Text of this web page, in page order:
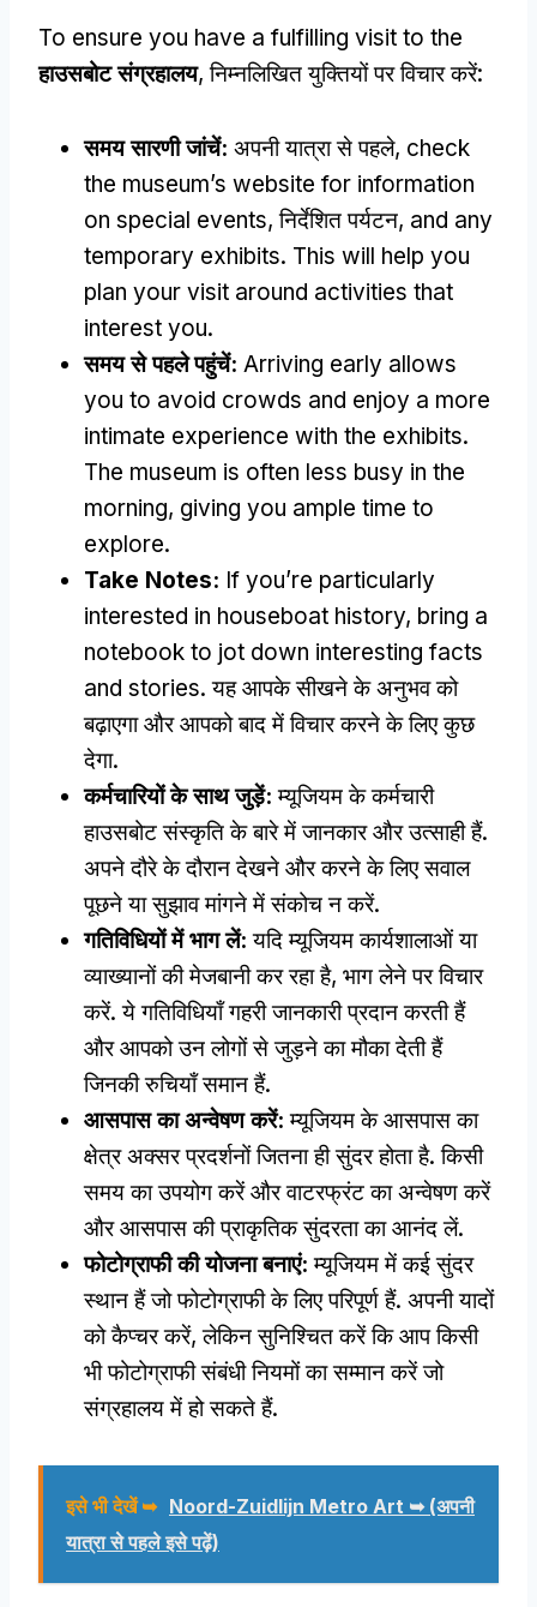
To ensure you have a fulfilling visit to the
हाउसबोट संग्रहालय, निम्नलिखित युक्तियों पर विचार करें:
समय सारणी जांचें: अपनी यात्रा से पहले, check
the museum’s website for information
on special events, निर्देशित पर्यटन, and any
temporary exhibits. This will help you
plan your visit around activities that
interest you.
समय से पहले पहुंचें: Arriving early allows
you to avoid crowds and enjoy a more
intimate experience with the exhibits.
The museum is often less busy in the
morning, giving you ample time to
explore.
Take Notes: If you’re particularly
interested in houseboat history, bring a
notebook to jot down interesting facts
and stories. यह आपके सीखने के अनुभव को
बढ़ाएगा और आपको बाद में विचार करने के लिए कुछ
देगा.
कर्मचारियों के साथ जुड़ें: म्यूजियम के कर्मचारी
हाउसबोट संस्कृति के बारे में जानकार और उत्साही हैं.
अपने दौरे के दौरान देखने और करने के लिए सवाल
पूछने या सुझाव मांगने में संकोच न करें.
गतिविधियों में भाग लें: यदि म्यूजियम कार्यशालाओं या
व्याख्यानों की मेजबानी कर रहा है, भाग लेने पर विचार
करें. ये गतिविधियाँ गहरी जानकारी प्रदान करती हैं
और आपको उन लोगों से जुड़ने का मौका देती हैं
जिनकी रुचियाँ समान हैं.
आसपास का अन्वेषण करें: म्यूजियम के आसपास का
क्षेत्र अक्सर प्रदर्शनों जितना ही सुंदर होता है. किसी
समय का उपयोग करें और वाटरफ्रंट का अन्वेषण करें
और आसपास की प्राकृतिक सुंदरता का आनंद लें.
फोटोग्राफी की योजना बनाएं: म्यूजियम में कई सुंदर
स्थान हैं जो फोटोग्राफी के लिए परिपूर्ण हैं. अपनी यादों
को कैप्चर करें, लेकिन सुनिश्चित करें कि आप किसी
भी फोटोग्राफी संबंधी नियमों का सम्मान करें जो
संग्रहालय में हो सकते हैं.
इसे भी देखें ➥ Noord-Zuidlijn Metro Art ➥(अपनी
यात्रा से पहले इसे पढ़ें)